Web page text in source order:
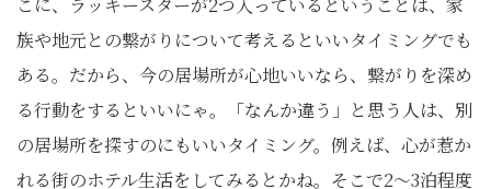
族や地元との繋がりについて考えるといいタイミングでも
ある。だから、今の居場所が心地いいなら、繋がりを深め
る行動をするといいにゃ。「なんか違う」と思う人は、別
の居場所を探すのにもいいタイミング。例えば、心が惹か
れる街のホテル生活をしてみるとかね。そこで2〜3泊程度